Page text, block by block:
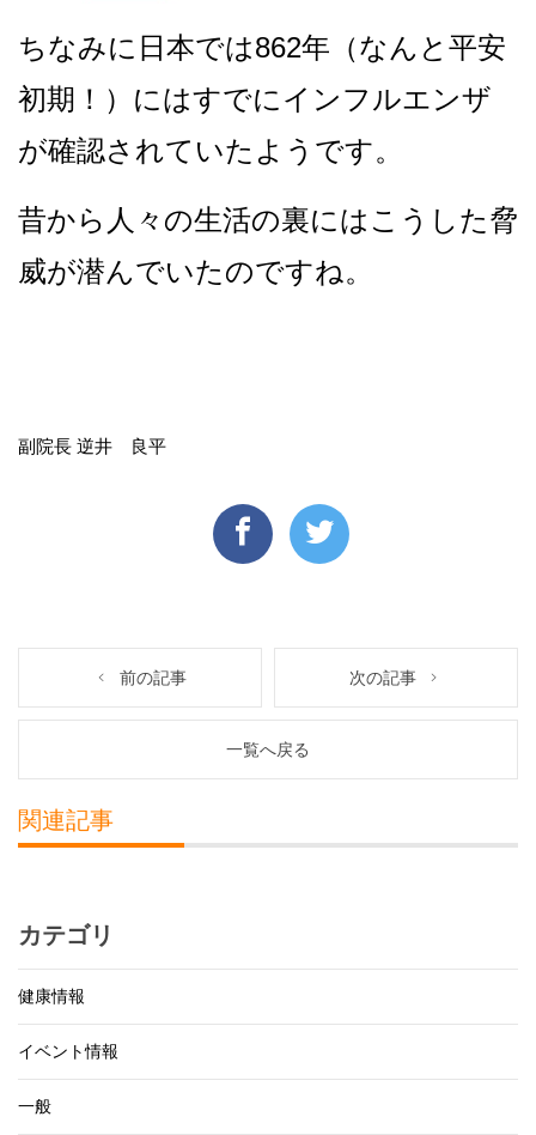
ちなみに日本では862年（なんと平安
初期！）にはすでにインフルエンザ
が確認されていたようです。
昔から人々の生活の裏にはこうした脅
威が潜んでいたのですね。
副院長 逆井 良平
前の記事 次の記事
一覧へ戻る
関連記事
カテゴリ
健康情報
イベント情報
一般